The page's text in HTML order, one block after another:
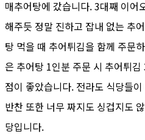
매추어탕에 갔습니다. 3대째 이어
해주듯 정말 진하고 잡내 없는 추
탕 먹을 때 추어튀김을 함께 주문
은 추어탕 1인분 주문 시 추어튀
점이 좋았습니다. 전라도 식당들
반찬 또한 너무 짜지도 싱겁지도
당입니다.